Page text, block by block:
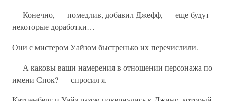
— Конечно, — помедлив, добавил Джефф, — еще будут
некоторые доработки…
Они с мистером Уайзом быстренько их перечислили.
— А каковы ваши намерения в отношении персонажа по
имени Спок? — спросил я.